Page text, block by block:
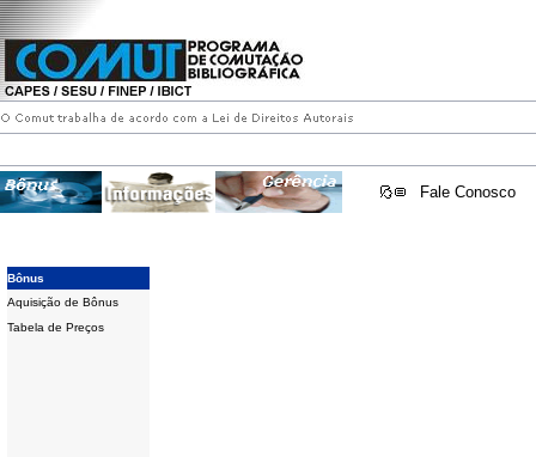
Fale Conosco
Bônus
Aquisição de Bônus
Tabela de Preços